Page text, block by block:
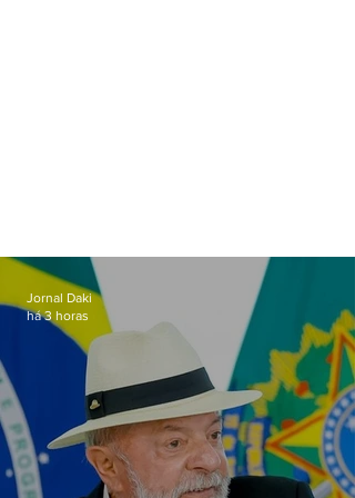
Jornal Daki
há 3 horas